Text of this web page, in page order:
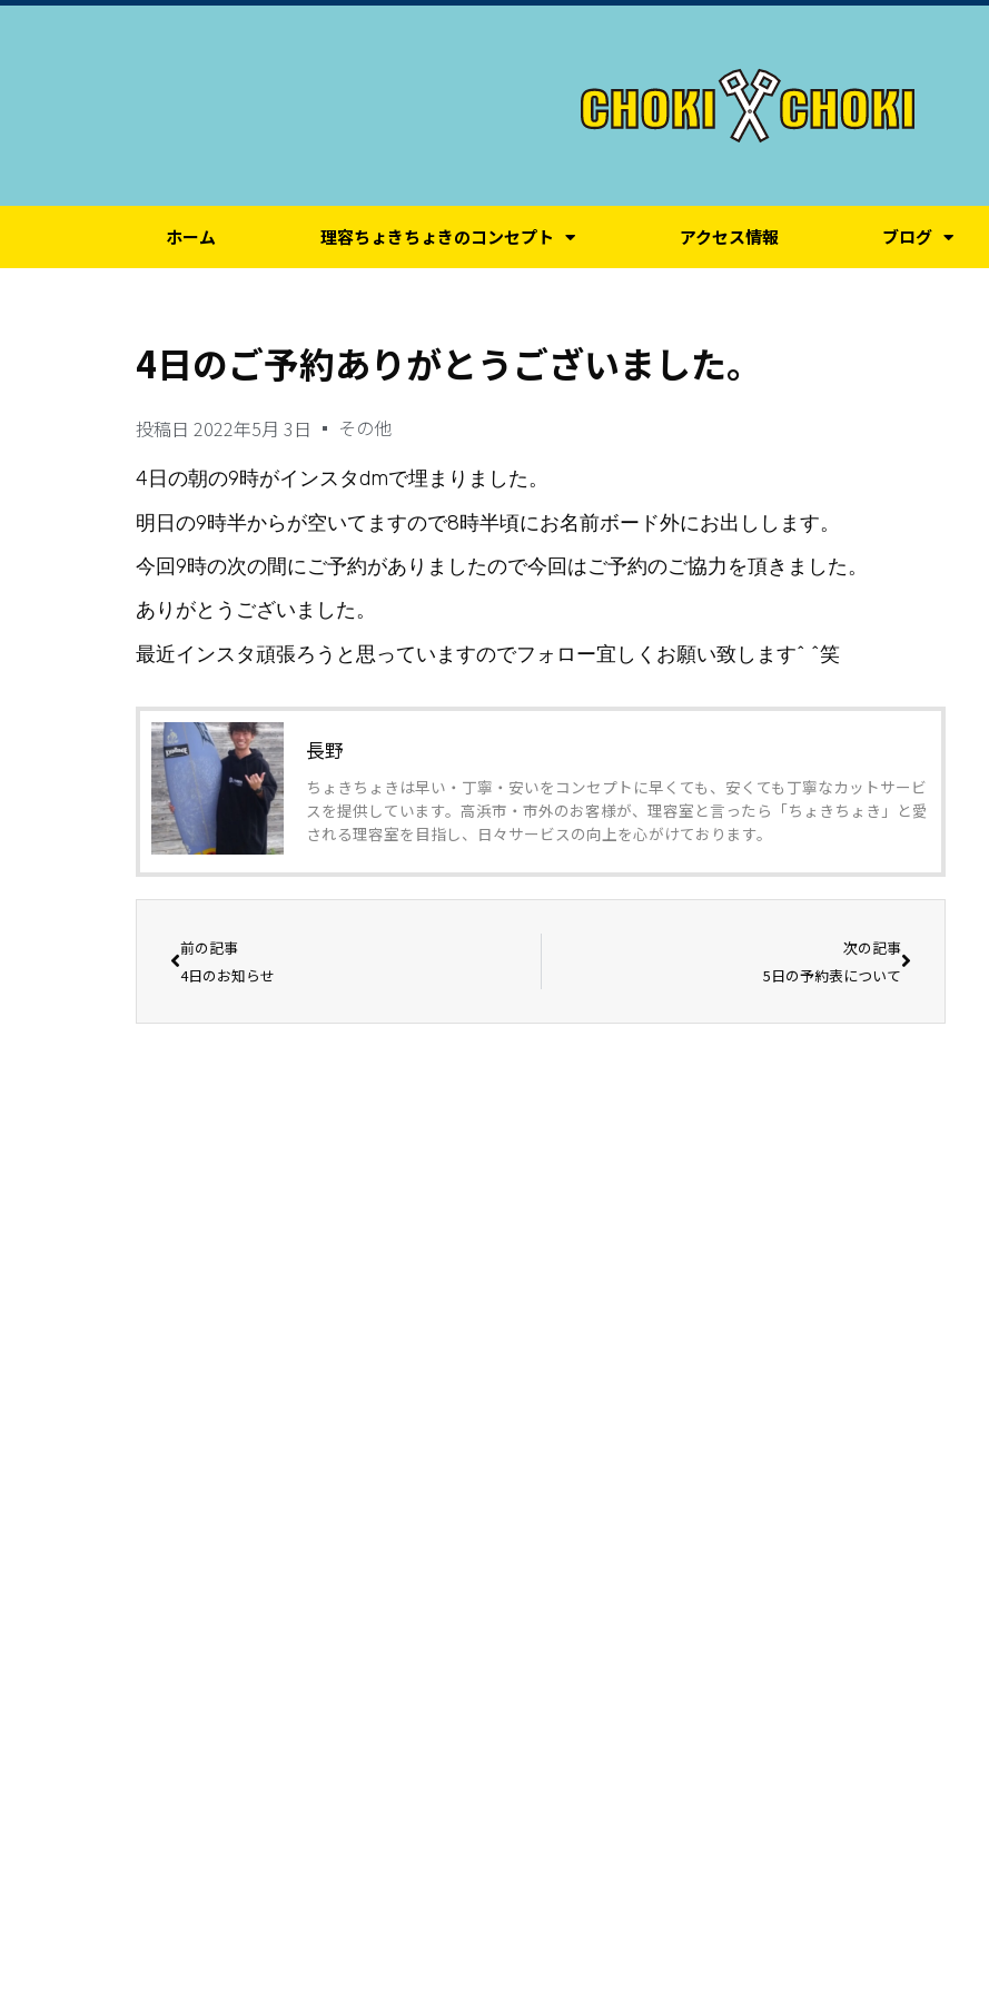
ホーム 理容ちょきちょきのコンセプト アクセス情報 ブログ
4日のご予約ありがとうございました。
投稿日 2022年5月 3日 その他
4日の朝の9時がインスタdmで埋まりました。
明日の9時半からが空いてますので8時半頃にお名前ボード外にお出しします。
今回9時の次の間にご予約がありましたので今回はご予約のご協力を頂きました。
ありがとうございました。
最近インスタ頑張ろうと思っていますのでフォロー宜しくお願い致します^ ^笑
長野
ちょきちょきは早い・丁寧・安いをコンセプトに早くても、安くても丁寧なカットサービ
スを提供しています。高浜市・市外のお客様が、理容室と言ったら「ちょきちょき」と愛
される理容室を目指し、日々サービスの向上を心がけております。
前の記事
4日のお知らせ
次の記事
5日の予約表について